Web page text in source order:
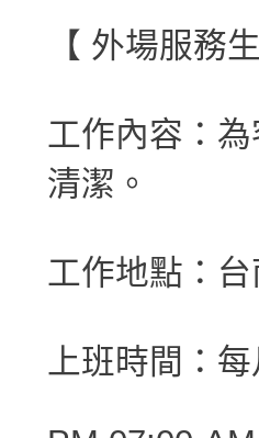
【 外場服務
工作內容：
清潔。
工作地點：
上班時間：